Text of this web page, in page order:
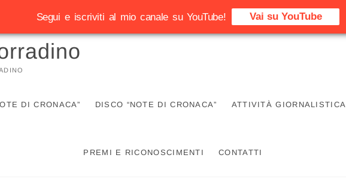
DI CRONACA” DISCO “NOTE DI CRONACA” ATTIVITÀ GIORNALISTICA
PREMI E RICONOSCIMENTI CONTATTI
Segui e iscriviti al mio canale su YouTube! Vai su YouTube